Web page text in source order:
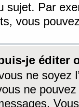
sujet. Par
vous
je éditer
ne soyez
ne